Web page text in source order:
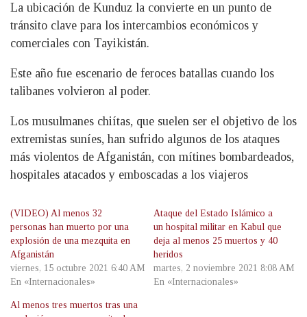
La ubicación de Kunduz la convierte en un punto de
tránsito clave para los intercambios económicos y
comerciales con Tayikistán.
Este año fue escenario de feroces batallas cuando los
talibanes volvieron al poder.
Los musulmanes chiítas, que suelen ser el objetivo de los
extremistas suníes, han sufrido algunos de los ataques
más violentos de Afganistán, con mítines bombardeados,
hospitales atacados y emboscadas a los viajeros
(VIDEO) Al menos 32
personas han muerto por una
explosión de una mezquita en
Afganistán
viernes, 15 octubre 2021 6:40 AM
En «Internacionales»
Ataque del Estado Islámico a
un hospital militar en Kabul que
deja al menos 25 muertos y 40
heridos
martes, 2 noviembre 2021 8:08 AM
En «Internacionales»
Al menos tres muertos tras una